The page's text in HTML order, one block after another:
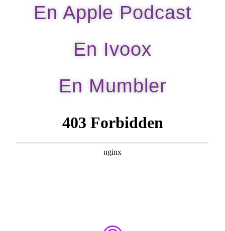
En Apple Podcast
En Ivoox
En Mumbler